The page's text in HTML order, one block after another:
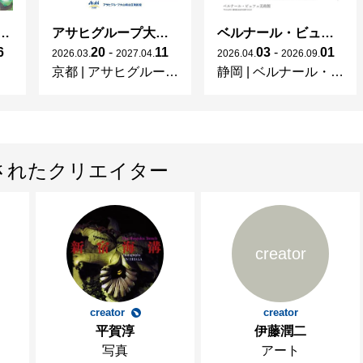
･ヌーヴォーのガラス 水辺のやすらぎ、海の神秘」
アサヒグループ大山崎山荘美術館 開館30周年記念展「没後100年 クロード・モネ」
2026 03 20 - 2027 04 11
京都
アサヒグループ大山崎山荘美術館
ベルナール・ビュフェと写真 ーカメラがとらえたビュフェとその時代、そして21 世紀へ
2026 04 03 - 2026 09 01
静岡
ベルナール・ビュフェ美術館
たクリエイター
creator
平賀淳
写真
creator
creator
伊藤潤二
アート